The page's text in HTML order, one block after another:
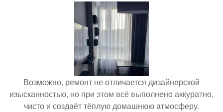
Возможно, ремонт не отличается дизайнерской
изысканностью, но при этом всё выполнено аккуратно,
чисто и создаёт тёплую домашнюю атмосферу.